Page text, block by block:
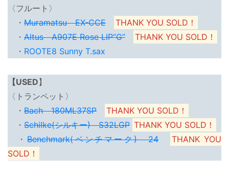
〈フルート〉
・ Muramatsu EX-CCE
THANK YOU SOLD！
・ Altus A907E Rose LIP”G”
THANK YOU SOLD！
・ ROOTE8 Sunny T.sax
【USED】
〈トランペット〉
・ Bach 180ML37SP
THANK YOU SOLD！
・ Schilke(シルキー) S32LGP THANK YOU SOLD！
・Benchmark(ベンチマーク) 24
THANK YOU
SOLD！